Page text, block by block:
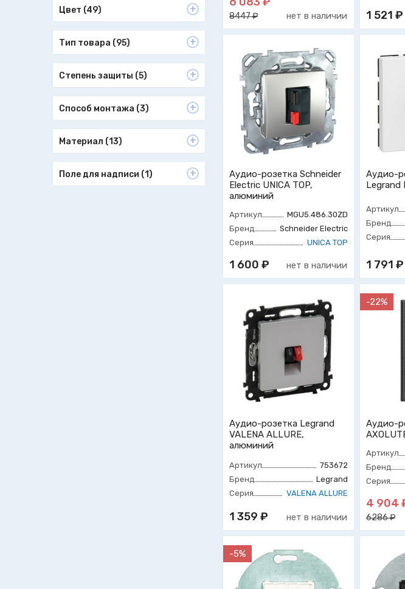
Цвет (49)
Тип товара (95)
Степень защиты (5)
Способ монтажа (3)
Материал (13)
Поле для надписи (1)
8447 ₽ нет в наличии 1 521 ₽
Аудио-розетка Schneider
Electric UNICA TOP,
алюминий
Артикул
MGU5.486.30ZD
Бренд
Schneider Electric
Серия
UNICA TOP
1 600 ₽ нет в наличии
Аудио-
Legrand
Артикул
Бренд
Серия
1 791 ₽
Аудио-розетка Legrand
VALENA ALLURE,
алюминий
Артикул
753672
Бренд
Legrand
Серия
VALENA ALLURE
1 359 ₽ нет в наличии
-22%
Аудио-
Артикул
Бренд
Серия
4 904
6286 ₽
-5%